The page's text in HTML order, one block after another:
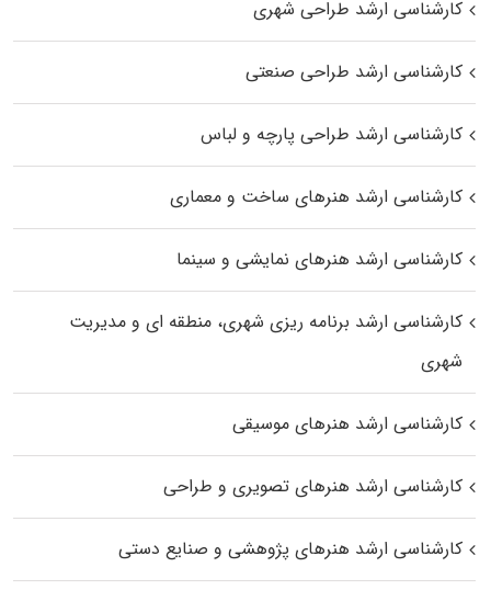
کارشناسی ارشد طراحی شهری
کارشناسی ارشد طراحی صنعتی
کارشناسی ارشد طراحی پارچه و لباس
کارشناسی ارشد هنرهای ساخت و معماری
کارشناسی ارشد هنرهای نمایشی و سینما
کارشناسی ارشد برنامه ریزی شهری، منطقه‌ ای و مدیریت
شهری
کارشناسی ارشد هنرهای موسیقی
کارشناسی ارشد هنرهای تصویری و طراحی
کارشناسی ارشد هنرهای پژوهشی و صنایع دستی